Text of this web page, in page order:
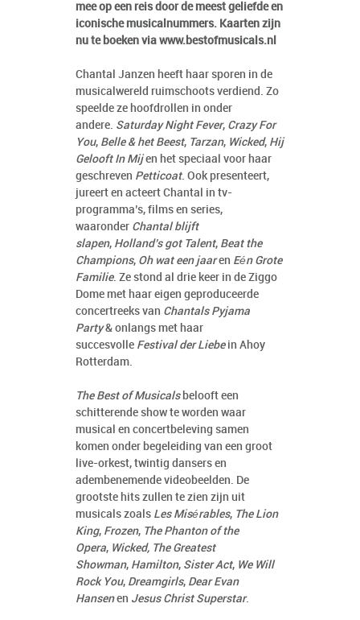
mee op een reis door de meest geliefde en
iconische musicalnummers. Kaarten zijn
nu te boeken via www.bestofmusicals.nl
Chantal Janzen heeft haar sporen in de
musicalwereld ruimschoots verdiend. Zo
speelde ze hoofdrollen in onder
andere. Saturday Night Fever, Crazy For
You, Belle & het Beest, Tarzan, Wicked, Hij
Gelooft In Mijen het speciaal voor haar
geschreven Petticoat. Ook presenteert,
jureert en acteert Chantal in tv-
programma’s, films en series,
waaronder Chantal blijft
slapen, Holland’s got Talent, Beat the
Champions, Oh wat een jaaren Eén Grote
Familie. Ze stond al drie keer in de Ziggo
Dome met haar eigen geproduceerde
concertreeks van Chantals Pyjama
Party& onlangs met haar
succesvolle Festival der Liebein Ahoy
Rotterdam.
The Best of Musicalsbelooft een
schitterende show te worden waar
musical en concertbeleving samen
komen onder begeleiding van een groot
live-orkest, twintig dansers en
adembenemende videobeelden. De
grootste hits zullen te zien zijn uit
musicals zoals Les Misérables, The Lion
King, Frozen, The Phanton of the
Opera, Wicked, The Greatest
Showman, Hamilton, Sister Act, We Will
Rock You, Dreamgirls, Dear Evan
Hansenen Jesus Christ Superstar.